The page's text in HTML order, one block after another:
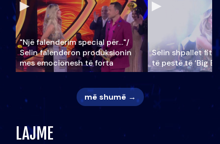
"Një falenderim special për…"/
Selin falënderon produksionin
mes emocionesh të forta
Selin shpallet
të pestë të ‘Big
më shumë →
LAJME